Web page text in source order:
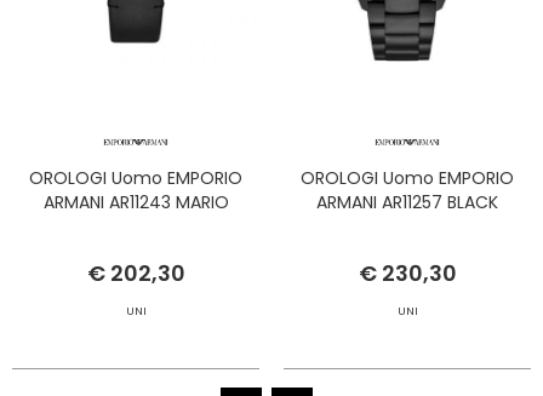
OROLOGI Uomo EMPORIO
ARMANI AR11243 MARIO
€ 202,30
UNI
OROLOGI Uomo EMPORIO
ARMANI AR11257 BLACK
€ 230,30
UNI